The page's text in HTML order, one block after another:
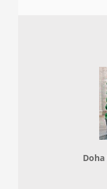
Doha